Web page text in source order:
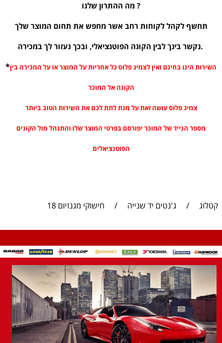
מה ההתרון שלנו ?
תחשף לקהל לקוחות רחב אשר מחפש את תחום המוצר שלך
נקשר בינך לבין הקונה הפוטנציאלי, ובכך נעזור לך במכירה.
*השירות הינו בחינם ואין לצמיג פלוס כל אחריות על המוצר או על המכירה בין
הקונה אל המוכר
צמיג פלוס עושה זאת על מנת לתת לכם את השירות הטוב ביותר
מספר הנייד של המוכר יפורסם בפרטי המוצר שלו והתנהל מול הקונים
הפוטנציאלים
קטלוג / ג'נטים יד שנייה / חישוקי מגנזיום 18